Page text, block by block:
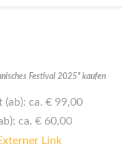
Festival 2025" kaufen
(ab): ca. € 99,00
ca. € 60,00
Link